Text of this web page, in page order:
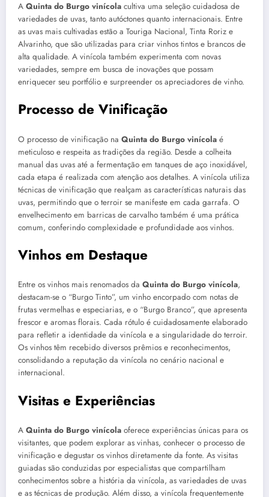
A Quinta do Burgo vinícola cultiva uma seleção cuidadosa de
variedades de uvas, tanto autóctones quanto internacionais. Entre
as uvas mais cultivadas estão a Touriga Nacional, Tinta Roriz e
Alvarinho, que são utilizadas para criar vinhos tintos e brancos de
alta qualidade. A vinícola também experimenta com novas
variedades, sempre em busca de inovações que possam
enriquecer seu portfólio e surpreender os apreciadores de vinho.
Processo de Vinificação
O processo de vinificação na Quinta do Burgo vinícola é
meticuloso e respeita as tradições da região. Desde a colheita
manual das uvas até a fermentação em tanques de aço inoxidável,
cada etapa é realizada com atenção aos detalhes. A vinícola utiliza
técnicas de vinificação que realçam as características naturais das
uvas, permitindo que o terroir se manifeste em cada garrafa. O
envelhecimento em barricas de carvalho também é uma prática
comum, conferindo complexidade e profundidade aos vinhos.
Vinhos em Destaque
Entre os vinhos mais renomados da Quinta do Burgo vinícola,
destacam-se o “Burgo Tinto”, um vinho encorpado com notas de
frutas vermelhas e especiarias, e o “Burgo Branco”, que apresenta
frescor e aromas florais. Cada rótulo é cuidadosamente elaborado
para refletir a identidade da vinícola e a singularidade do terroir.
Os vinhos têm recebido diversos prêmios e reconhecimentos,
consolidando a reputação da vinícola no cenário nacional e
internacional.
Visitas e Experiências
A Quinta do Burgo vinícola oferece experiências únicas para os
visitantes, que podem explorar as vinhas, conhecer o processo de
vinificação e degustar os vinhos diretamente da fonte. As visitas
guiadas são conduzidas por especialistas que compartilham
conhecimentos sobre a história da vinícola, as variedades de uvas
e as técnicas de produção. Além disso, a vinícola frequentemente